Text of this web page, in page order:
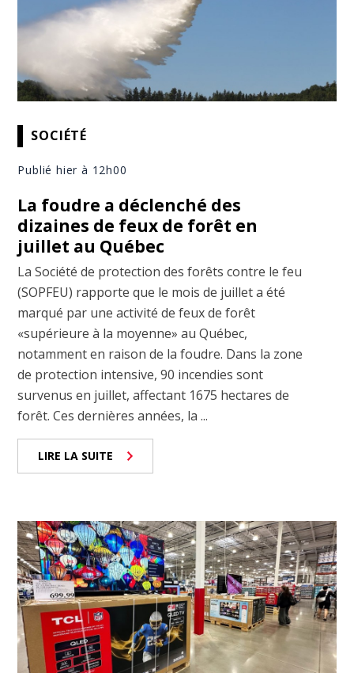
SOCIÉTÉ
Publié hier à 12h00
La foudre a déclenché des
dizaines de feux de forêt en
juillet au Québec
La Société de protection des forêts contre le feu
(SOPFEU) rapporte que le mois de juillet a été
marqué par une activité de feux de forêt
«supérieure à la moyenne» au Québec,
notamment en raison de la foudre. Dans la zone
de protection intensive, 90 incendies sont
survenus en juillet, affectant 1675 hectares de
forêt. Ces dernières années, la ...
LIRE LA SUITE